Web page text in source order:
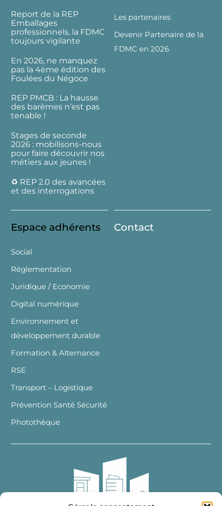
Report de la REP
Emballages
professionnels, la FDMC
toujours vigilante
En 2026, ne manquez
pas la 4ème édition des
Foulées du Négoce
REP PMCB : La hausse
des barèmes n’est pas
tenable !
Stages de seconde
2026 : mobilisons-nous
pour faire découvrir nos
métiers aux jeunes !
♻️ REP 2.0 des avancées
et des interrogations
Les partenaires
Devenir Partenaire de la
FDMC en 2026
Espace adhérents
Social
Réglementation
Juridique / Economie
Digital numérique
Environnement et
développement durable
Formation & Alternance
RSE
Transport – Logistique
Prévention Santé Sécurité
Photothèque
Contact